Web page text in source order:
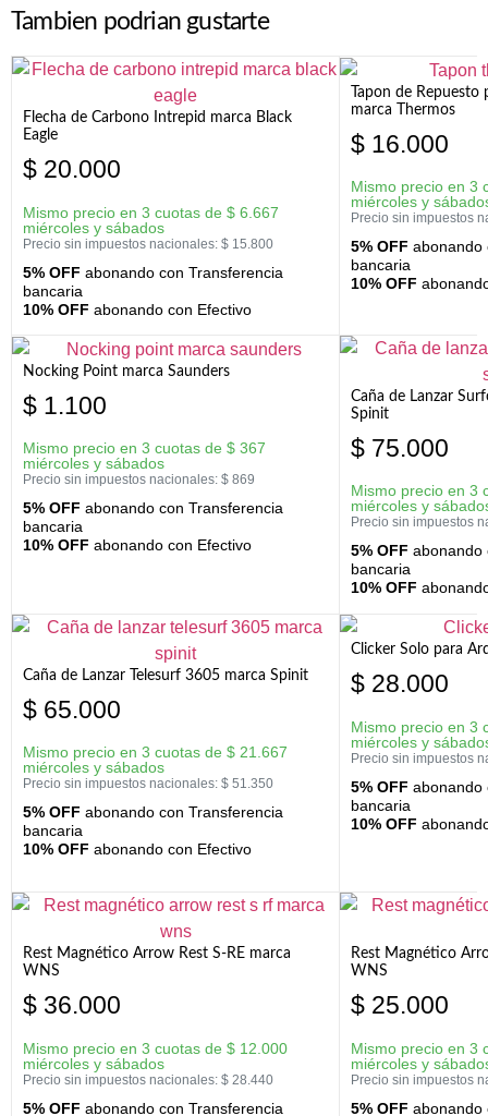
Tambien podrian gustarte
Flecha de Carbono Intrepid marca Black
Eagle
$ 20.000
Mismo precio en 3 cuotas de $ 6.667
miércoles y sábados
Precio sin impuestos nacionales: $ 15.800
5% OFF abonando con Transferencia
bancaria
10% OFF abonando con Efectivo
Tapon de Repuesto
marca Thermos
$ 16.000
Mismo precio en 3
miércoles y
Precio sin impuestos
5% OFF abonando
bancaria
10% OFF
Nocking Point marca Saunders
$ 1.100
Mismo precio en 3 cuotas de $ 367
miércoles y sábados
Precio sin impuestos nacionales: $ 869
5% OFF abonando con Transferencia
bancaria
10% OFF abonando con Efectivo
Caña de Lanzar
Spinit
$ 75.000
Mismo precio en 3
miércoles y
Precio sin impuestos
5% OFF abonando
bancaria
10% OFF
Caña de Lanzar Telesurf 3605 marca Spinit
$ 65.000
Mismo precio en 3 cuotas de $ 21.667
miércoles y sábados
Precio sin impuestos nacionales: $ 51.350
5% OFF abonando con Transferencia
bancaria
10% OFF abonando con Efectivo
Clicker Solo para
$ 28.000
Mismo precio en 3
miércoles y
Precio sin impuestos
5% OFF abonando
bancaria
10% OFF
Rest Magnético Arrow Rest S-RE marca
WNS
$ 36.000
Mismo precio en 3 cuotas de $ 12.000
miércoles y sábados
Precio sin impuestos nacionales: $ 28.440
5% OFF abonando con Transferencia
Rest Magnético
WNS
$ 25.000
Mismo precio en 3
miércoles y
Precio sin impuestos
5% OFF abonando